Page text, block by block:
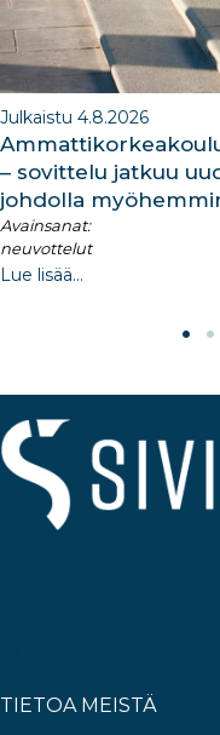
Julkaistu 4.8.2026
– sovittelu jatkuu
johdolla
Avainsanat:
neuvottelut
Lue lisää...
TIETOA MEISTÄ